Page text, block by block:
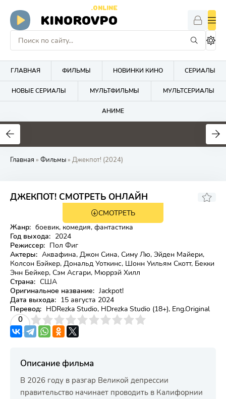
KINOROVPO
.ONLINE
ГЛАВНАЯ ФИЛЬМЫ НОВИНКИ КИНО СЕРИАЛЫ
НОВЫЕ СЕРИАЛЫ МУЛЬТФИЛЬМЫ МУЛЬТСЕРИАЛЫ
АНИМЕ
Главная » Фильмы» Джекпот! (2024)
ДЖЕКПОТ! СМОТРЕТЬ ОНЛАЙН
СМОТРЕТЬ
Жанр: боевик, комедия, фантастика
Год выхода: 2024
Режиссер: Пол Фиг
Актеры: Аквафина, Джон Сина, Симу Лю, Эйден Майери,
Колсон Бэйкер, Дональд Уоткинс, Шонн Уильям Скотт, Бекки
Энн Бейкер, Сэм Асгари, Мюррэй Хилл
Страна: США
Оригинальное название: Jackpot!
Дата выхода: 15 августа 2024
Перевод: HDRezka Studio, HDrezka Studio (18+), Eng.Original
0
4 5 6 7 8 9 10
Описание фильма
В 2026 году в разгар Великой депрессии
правительство начинает проводить в Калифорнии